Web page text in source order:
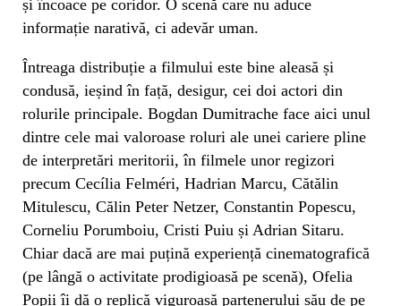
și încoace pe coridor. O scenă care nu aduce
informație narativă, ci adevăr uman.
Întreaga distribuție a filmului este bine aleasă și
condusă, ieșind în față, desigur, cei doi actori din
rolurile principale. Bogdan Dumitrache face aici unul
dintre cele mai valoroase roluri ale unei cariere pline
de interpretări meritorii, în filmele unor regizori
precum Cecília Felméri, Hadrian Marcu, Cătălin
Mitulescu, Călin Peter Netzer, Constantin Popescu,
Corneliu Porumboiu, Cristi Puiu și Adrian Sitaru.
Chiar dacă are mai puțină experiență cinematografică
(pe lângă o activitate prodigioasă pe scenă), Ofelia
Popii îi dă o replică viguroasă partenerului său de pe